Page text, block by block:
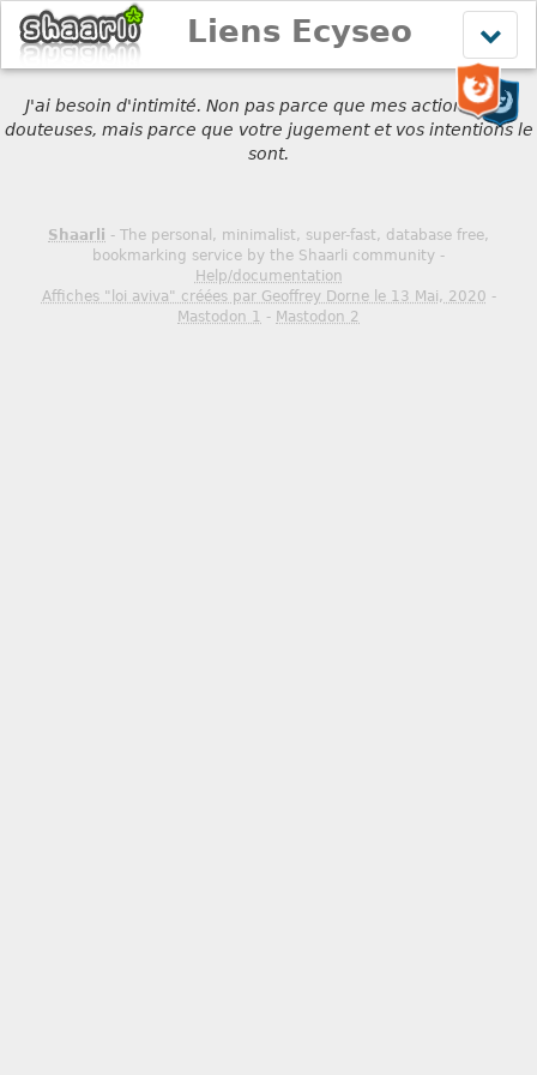
le
menu
Liens Ecyseo
J'ai besoin d'intimité. Non pas parce que mes actions sont
douteuses, mais parce que votre jugement et vos intentions le
sont.
Shaarli - The personal, minimalist, super-fast, database free,
bookmarking service by the Shaarli community -
Help/documentation
Affiches "loi aviva" créées par Geoffrey Dorne le 13 Mai, 2020 -
Mastodon 1 - Mastodon 2